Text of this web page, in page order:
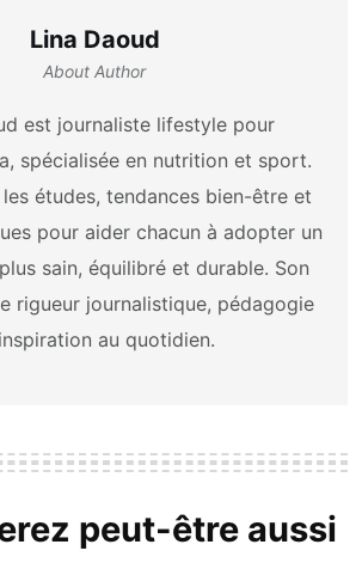
Lina Daoud
About Author
est journaliste lifestyle pour
spécialisée en nutrition et sport.
études, tendances bien-être et
pour aider chacun à adopter un
sain, équilibré et durable. Son
rigueur journalistique, pédagogie
au quotidien.
peut-être aussi